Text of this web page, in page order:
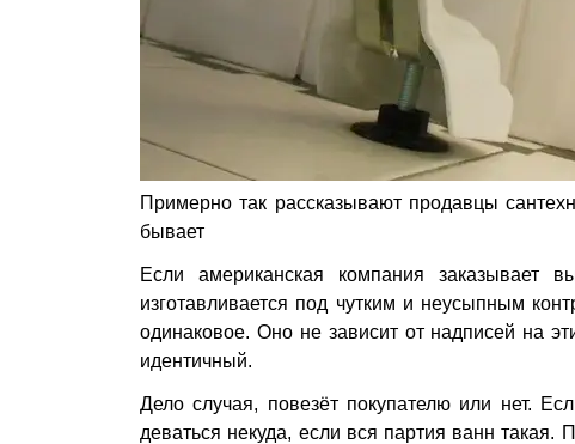
Примерно так рассказывают продавцы
бывает
Если американская компания заказывает
изготавливается под чутким и неусыпным
одинаковое. Оно не зависит от надписей на
идентичный.
Дело случая, повезёт покупателю или нет.
деваться некуда, если вся партия ванн такая.